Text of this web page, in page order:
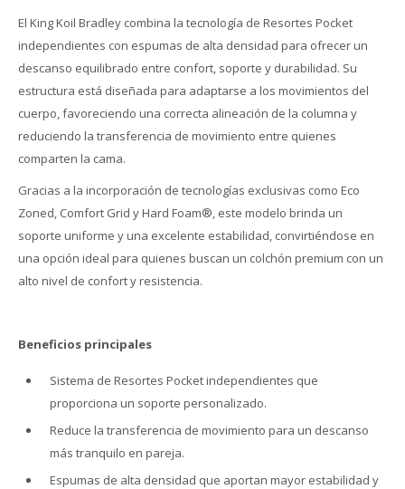
El King Koil Bradley combina la tecnología de Resortes Pocket
independientes con espumas de alta densidad para ofrecer un
descanso equilibrado entre confort, soporte y durabilidad. Su
estructura está diseñada para adaptarse a los movimientos del
cuerpo, favoreciendo una correcta alineación de la columna y
reduciendo la transferencia de movimiento entre quienes
comparten la cama.
Gracias a la incorporación de tecnologías exclusivas como Eco
Zoned, Comfort Grid y Hard Foam®, este modelo brinda un
soporte uniforme y una excelente estabilidad, convirtiéndose en
una opción ideal para quienes buscan un colchón premium con un
alto nivel de confort y resistencia.
Beneficios principales
Sistema de Resortes Pocket independientes que
proporciona un soporte personalizado.
Reduce la transferencia de movimiento para un descanso
más tranquilo en pareja.
Espumas de alta densidad que aportan mayor estabilidad y